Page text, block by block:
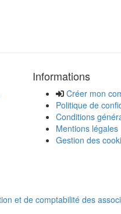
Informations
Créer mon
Politique de
Conditions
Mentions légales
Gestion des
et de comptabilité des